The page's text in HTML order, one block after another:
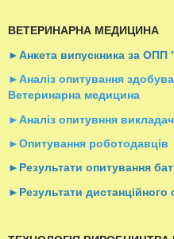
ВЕТЕРИНАРНА МЕДИЦИНА
►Анкета випускника за
►Аналіз опитування
Ветеринарна медицина
►Аналіз опитувння
►Опитування роботодавців
►Результати опитування
►Результати дистанційного